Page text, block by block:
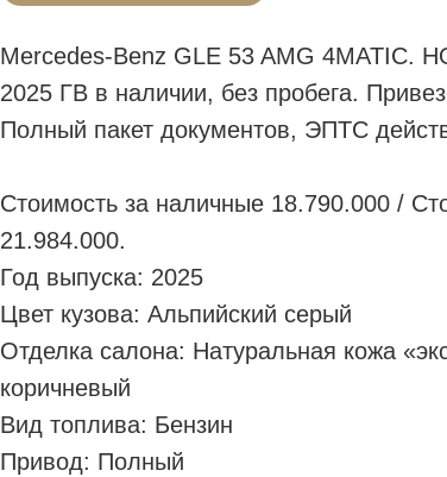
Mercedes-Benz GLE 53 AMG 4MATIC.
2025 ГВ в наличии, без пробега.
Полный пакет документов, ЭПТС
Стоимость за наличные 18.790.000 /
21.984.000.
Год выпуска: 2025
Цвет кузова: Альпийский серый
Отделка салона: Натуральная кожа
коричневый
Вид топлива: Бензин
Привод: Полный